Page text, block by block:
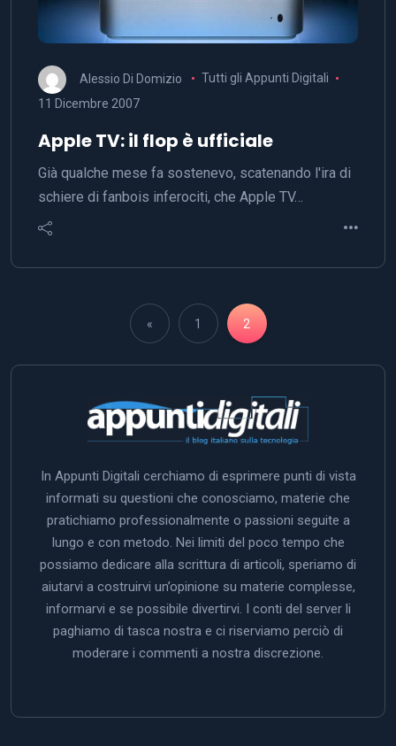
Alessio Di Domizio
Tutti gli Appunti Digitali
11 Dicembre 2007
Apple TV: il flop è ufficiale
Già qualche mese fa sostenevo, scatenando l'ira di
schiere di fanbois inferociti, che Apple TV…
« 1 2
In Appunti Digitali cerchiamo di esprimere punti di vista
informati su questioni che conosciamo, materie che
pratichiamo professionalmente o passioni seguite a
lungo e con metodo. Nei limiti del poco tempo che
possiamo dedicare alla scrittura di articoli, speriamo di
aiutarvi a costruirvi un’opinione su materie complesse,
informarvi e se possibile divertirvi. I conti del server li
paghiamo di tasca nostra e ci riserviamo perciò di
moderare i commenti a nostra discrezione.